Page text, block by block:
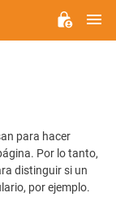
para hacer
Por lo tanto,
distinguir si un
por ejemplo.